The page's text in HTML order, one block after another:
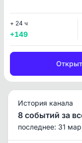
+ 24 ч
+149
История канала
8 событий за
последнее: 31